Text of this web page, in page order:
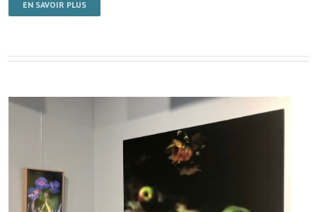
EN SAVOIR PLUS